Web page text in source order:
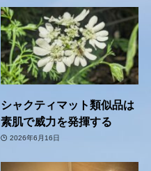
シャクティマット類似品は
素肌で威力を発揮する
2026年6月16日